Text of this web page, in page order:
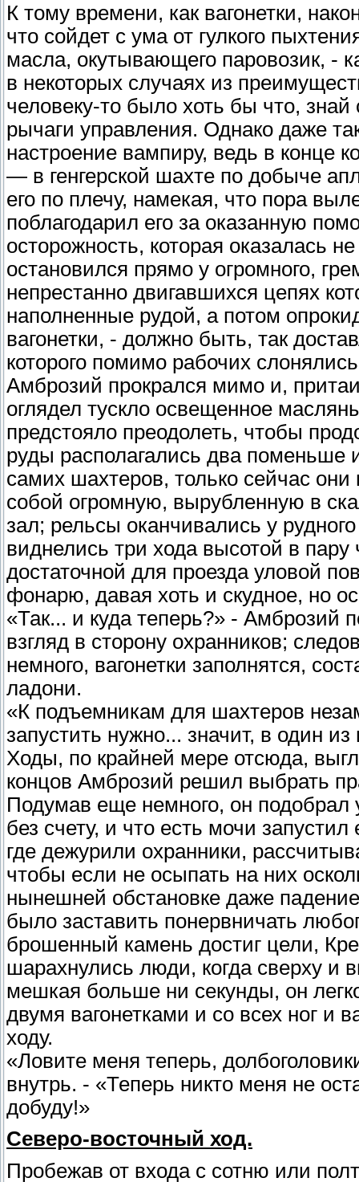
К тому времени, как вагонетки,
что сойдет с ума от гулкого
масла, окутывающего паровозик, -
в некоторых случаях из
человеку-то было хоть бы что,
рычаги управления. Однако даже
настроение вампиру, ведь в конце
— в генгерской шахте по добыче
его по плечу, намекая, что пора
поблагодарил его за оказанную
осторожность, которая оказалась
остановился прямо у огромного,
непрестанно двигавшихся цепях
наполненные рудой, а потом
вагонетки, - должно быть, так
которого помимо рабочих
Амброзий прокрался мимо и,
оглядел тускло освещенное
предстояло преодолеть, чтобы
руды располагались два поменьше
самих шахтеров, только сейчас
собой огромную, вырубленную в
зал; рельсы оканчивались у
виднелись три хода высотой в
достаточной для проезда уловой
фонарю, давая хоть и скудное, но
«Так... и куда теперь?» - Амброзий
взгляд в сторону охранников;
немного, вагонетки заполнятся,
ладони.
«К подъемникам для шахтеров
запустить нужно... значит, в один
Ходы, по крайней мере отсюда,
концов Амброзий решил выбрать
Подумав еще немного, он подобрал
без счету, и что есть мочи
где дежурили охранники,
чтобы если не осыпать на них
нынешней обстановке даже
было заставить понервничать
брошенный камень достиг цели,
шарахнулись люди, когда сверху и
мешкая больше ни секунды, он
двумя вагонетками и со всех ног и
ходу.
«Ловите меня теперь,
внутрь. - «Теперь никто меня не
добуду!»
Северо-восточный ход.
Пробежав от входа с сотню или